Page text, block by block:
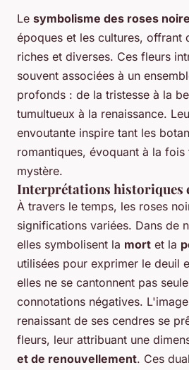
Le symbolisme des roses
époques et les cultures, offrant
riches et diverses. Ces fleurs
souvent associées à un
profonds : de la tristesse à la
tumultueux à la renaissance.
envoutante inspire tant les
romantiques, évoquant à la
mystère.
Interprétations historiques
À travers le temps, les roses
significations variées. Dans de
elles symbolisent la mort et la
utilisées pour exprimer le deuil
elles ne se cantonnent pas
connotations négatives.
renaissant de ses cendres se
fleurs, leur attribuant une
et de renouvellement. Ces